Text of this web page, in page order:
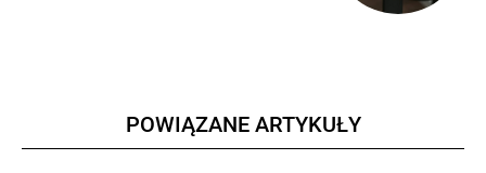
POWIĄZANE ARTYKUŁY